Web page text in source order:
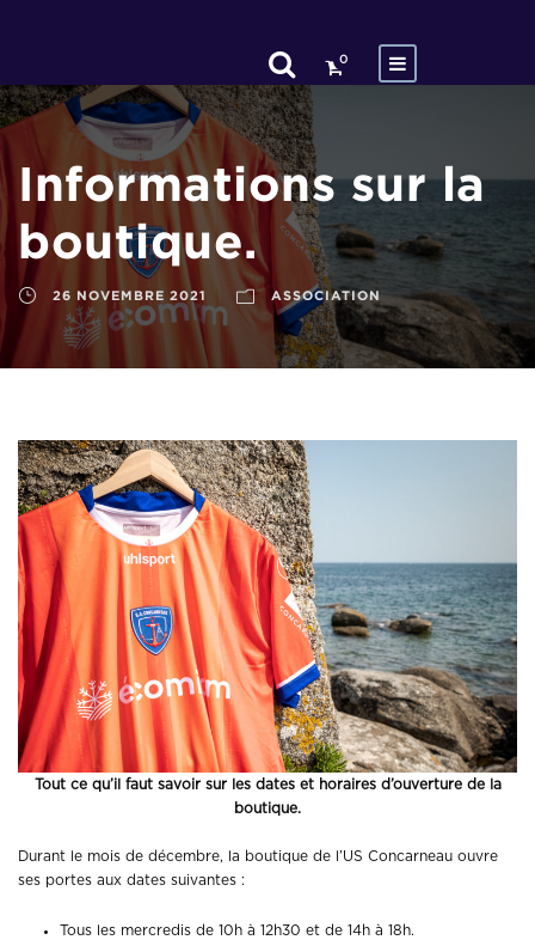
0
Informations sur la
boutique.
26 NOVEMBRE 2021 ASSOCIATION
Tout ce qu’il faut savoir sur les dates et horaires d’ouverture de la
boutique.
Durant le mois de décembre, la boutique de l’US Concarneau ouvre
ses portes aux dates suivantes :
Tous les mercredis de 10h à 12h30 et de 14h à 18h.